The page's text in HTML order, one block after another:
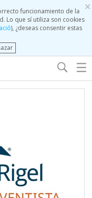
×
funcionamiento de la
Lo que sí utiliza son cookies
), ¿deseas consentir estas
☰